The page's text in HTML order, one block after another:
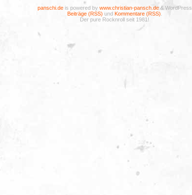
panschi.deis powered by www.christian-pansch.de& WordPress
Beiträge (RSS) und Kommentare (RSS)
Der pure Rocknroll seit 1981!